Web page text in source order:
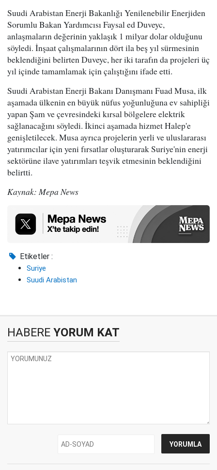
Suudi Arabistan Enerji Bakanlığı Yenilenebilir Enerjiden
Sorumlu Bakan Yardımcısı Faysal ed Duveyc,
anlaşmaların değerinin yaklaşık 1 milyar dolar olduğunu
söyledi. İnşaat çalışmalarının dört ila beş yıl sürmesinin
beklendiğini belirten Duveyc, her iki tarafın da projeleri üç
yıl içinde tamamlamak için çalıştığını ifade etti.
Suudi Arabistan Enerji Bakanı Danışmanı Fuad Musa, ilk
aşamada ülkenin en büyük nüfus yoğunluğuna ev sahipliği
yapan Şam ve çevresindeki kırsal bölgelere elektrik
sağlanacağını söyledi. İkinci aşamada hizmet Halep'e
genişletilecek. Musa ayrıca projelerin yerli ve uluslararası
yatırımcılar için yeni fırsatlar oluşturarak Suriye'nin enerji
sektörüne ilave yatırımları teşvik etmesinin beklendiğini
belirtti.
Kaynak: Mepa News
Etiketler :
Suriye
Suudi Arabistan
HABERE YORUM KAT